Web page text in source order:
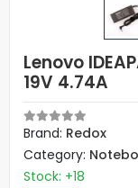
Lenovo
19V 4.74A
Brand: Redox
Category:
Stock: +18